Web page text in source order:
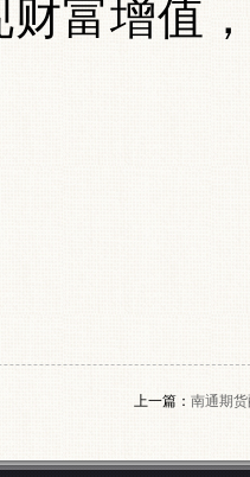
财富增值
上一篇： 南通期